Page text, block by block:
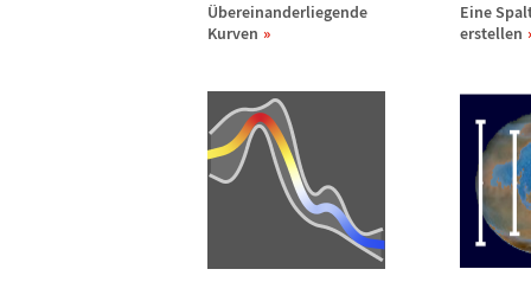
Übereinanderliegende
Kurven
Eine
erstellen